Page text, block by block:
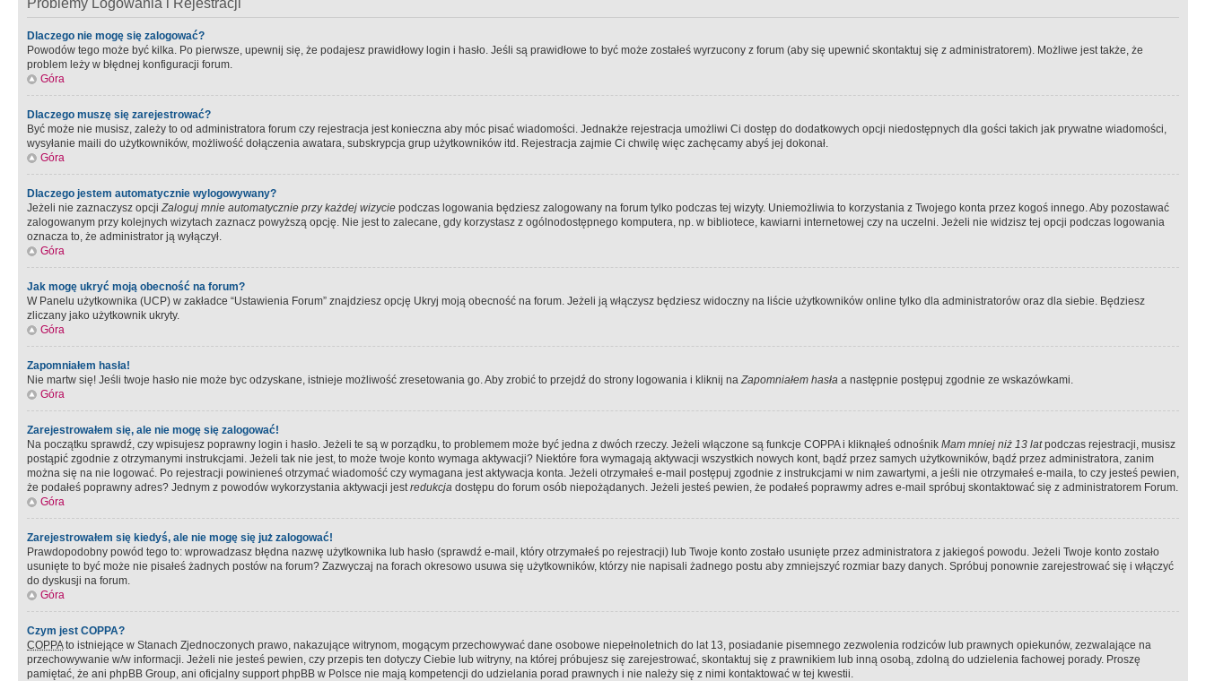
Problemy Logowania i Rejestracji
Dlaczego nie mogę się zalogować?
Powodów tego może być kilka. Po pierwsze, upewnij się, że podajesz prawidłowy login i hasło. Jeśli są prawidłowe to być może zostałeś wyrzucony z forum (aby się upewnić skontaktuj się z administratorem). Możliwe jest także, że
problem leży w błędnej konfiguracji forum.
Góra
Dlaczego muszę się zarejestrować?
Być może nie musisz, zależy to od administratora forum czy rejestracja jest konieczna aby móc pisać wiadomości. Jednakże rejestracja umożliwi Ci dostęp do dodatkowych opcji niedostępnych dla gości takich jak prywatne wiadomości,
wysyłanie maili do użytkowników, możliwość dołączenia awatara, subskrypcja grup użytkowników itd. Rejestracja zajmie Ci chwilę więc zachęcamy abyś jej dokonał.
Góra
Dlaczego jestem automatycznie wylogowywany?
Jeżeli nie zaznaczysz opcjiZaloguj mnie automatycznie przy każdej wizycie podczas logowania będziesz zalogowany na forum tylko podczas tej wizyty. Uniemożliwia to korzystania z Twojego konta przez kogoś innego. Aby pozostawać
zalogowanym przy kolejnych wizytach zaznacz powyższą opcję. Nie jest to zalecane, gdy korzystasz z ogólnodostępnego komputera, np. w bibliotece, kawiarni internetowej czy na uczelni. Jeżeli nie widzisz tej opcji podczas logowania
oznacza to, że administrator ją wyłączył.
Góra
Jak mogę ukryć moją obecność na forum?
W Panelu użytkownika (UCP) w zakładce “Ustawienia Forum” znajdziesz opcję Ukryj moją obecność na forum. Jeżeli ją włączysz będziesz widoczny na liście użytkowników online tylko dla administratorów oraz dla siebie. Będziesz
zliczany jako użytkownik ukryty.
Góra
Zapomniałem hasła!
Nie martw się! Jeśli twoje hasło nie może byc odzyskane, istnieje możliwość zresetowania go. Aby zrobić to przejdź do strony logowania i kliknij naZapomniałem hasła a następnie postępuj zgodnie ze wskazówkami.
Góra
Zarejestrowałem się, ale nie mogę się zalogować!
Na początku sprawdź, czy wpisujesz poprawny login i hasło. Jeżeli te są w porządku, to problemem może być jedna z dwóch rzeczy. Jeżeli włączone są funkcje COPPA i kliknąłeś odnośnik Mam mniej niż 13 latpodczas rejestracji, musisz
postąpić zgodnie z otrzymanymi instrukcjami. Jeżeli tak nie jest, to może twoje konto wymaga aktywacji? Niektóre fora wymagają aktywacji wszystkich nowych kont, bądź przez samych użytkowników, bądź przez administratora, zanim
można się na nie logować. Po rejestracji powinieneś otrzymać wiadomość czy wymagana jest aktywacja konta. Jeżeli otrzymałeś e-mail postępuj zgodnie z instrukcjami w nim zawartymi, a jeśli nie otrzymałeś e-maila, to czy jesteś pewien,
że podałeś poprawny adres? Jednym z powodów wykorzystania aktywacji jestredukcja dostępu do forum osób niepożądanych. Jeżeli jesteś pewien, że podałeś poprawmy adres e-mail spróbuj skontaktować się z administratorem Forum.
Góra
Zarejestrowałem się kiedyś, ale nie mogę się już zalogować!
Prawdopodobny powód tego to: wprowadzasz błędna nazwę użytkownika lub hasło (sprawdź e-mail, który otrzymałeś po rejestracji) lub Twoje konto zostało usunięte przez administratora z jakiegoś powodu. Jeżeli Twoje konto zostało
usunięte to być może nie pisałeś żadnych postów na forum? Zazwyczaj na forach okresowo usuwa się użytkowników, którzy nie napisali żadnego postu aby zmniejszyć rozmiar bazy danych. Spróbuj ponownie zarejestrować się i włączyć
do dyskusji na forum.
Góra
Czym jest COPPA?
COPPAto istniejące w Stanach Zjednoczonych prawo, nakazujące witrynom, mogącym przechowywać dane osobowe niepełnoletnich do lat 13, posiadanie pisemnego zezwolenia rodziców lub prawnych opiekunów, zezwalające na
przechowywanie w/w informacji. Jeżeli nie jesteś pewien, czy przepis ten dotyczy Ciebie lub witryny, na której próbujesz się zarejestrować, skontaktuj się z prawnikiem lub inną osobą, zdolną do udzielenia fachowej porady. Proszę
pamiętać, że ani phpBB Group, ani oficjalny support phpBB w Polsce nie mają kompetencji do udzielania porad prawnych i nie należy się z nimi kontaktować w tej kwestii.